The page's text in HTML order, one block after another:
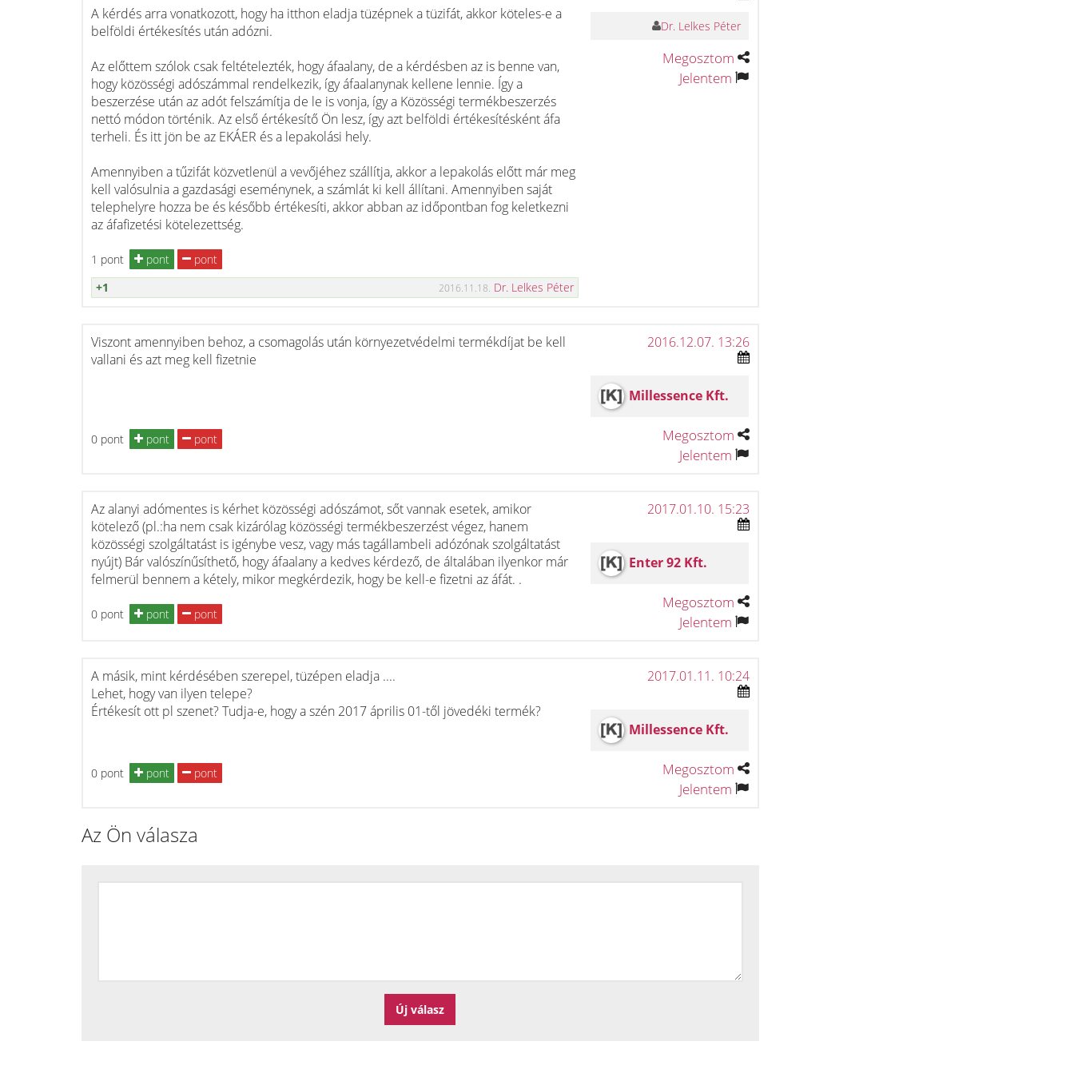
A kérdés arra vonatkozott, hogy ha itthon eladja tüzépnek a tüzifát, akkor köteles-e a
belföldi értékesítés után adózni.
Az előttem szólok csak feltételezték, hogy áfaalany, de a kérdésben az is benne van,
hogy közösségi adószámmal rendelkezik, így áfaalanynak kellene lennie. Így a
beszerzése után az adót felszámítja de le is vonja, így a Közösségi termékbeszerzés
nettó módon történik. Az első értékesítő Ön lesz, így azt belföldi értékesítésként áfa
terheli. És itt jön be az EKÁER és a lepakolási hely.
Amennyiben a tűzifát közvetlenül a vevőjéhez szállítja, akkor a lepakolás előtt már meg
kell valósulnia a gazdasági eseménynek, a számlát ki kell állítani. Amennyiben saját
telephelyre hozza be és később értékesíti, akkor abban az időpontban fog keletkezni
az áfafizetési kötelezettség.
1 pont pont
pont
+1
2016.11.18. Dr. Lelkes Péter
Dr. Lelkes Péter
Megosztom
Jelentem
Viszont amennyiben behoz, a csomagolás után környezetvédelmi termékdíjat be kell
vallani és azt meg kell fizetnie
0 pont pont pont
2016.12.07. 13:26
Millessence Kft.
Megosztom
Jelentem
Az alanyi adómentes is kérhet közösségi adószámot, sőt vannak esetek, amikor
kötelező (pl.:ha nem csak kizárólag közösségi termékbeszerzést végez, hanem
közösségi szolgáltatást is igénybe vesz, vagy más tagállambeli adózónak szolgáltatást
nyújt) Bár valószínűsíthető, hogy áfaalany a kedves kérdező, de általában ilyenkor már
felmerül bennem a kétely, mikor megkérdezik, hogy be kell-e fizetni az áfát. .
0 pont pont pont
2017.01.10. 15:23
Enter 92 Kft.
Megosztom
Jelentem
A másik, mint kérdésében szerepel, tüzépen eladja ....
Lehet, hogy van ilyen telepe?
Értékesít ott pl szenet? Tudja-e, hogy a szén 2017 április 01-től jövedéki termék?
0 pont pont pont
2017.01.11. 10:24
Millessence Kft.
Megosztom
Jelentem
Az Ön válasza